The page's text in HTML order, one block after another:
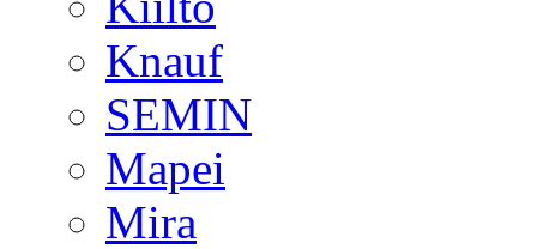
Knauf
SEMIN
Mapei
Mira